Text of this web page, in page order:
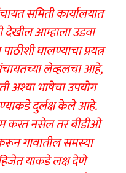
समिती कार्यालयात
आम्हाला उडवा
घालण्याचा प्रयत्न
लेव्हलचा आहे,
अश्या भाषेचा उपयोग
दुर्लक्ष केले आहे.
करत नसेल तर बीडीओ
गावातील समस्या
याकडे लक्ष देणे